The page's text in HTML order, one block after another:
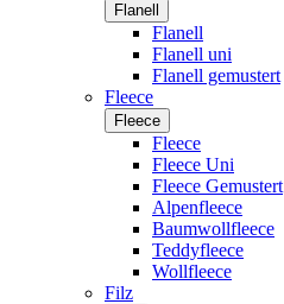
Flanell
Flanell
Flanell uni
Flanell gemustert
Fleece
Fleece
Fleece
Fleece Uni
Fleece Gemustert
Alpenfleece
Baumwollfleece
Teddyfleece
Wollfleece
Filz